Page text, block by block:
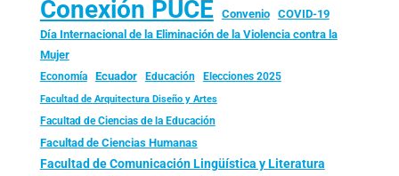
Conexión PUCE Convenio
COVID-19
Día Internacional de la Eliminación de la Violencia contra la
Mujer
Economía Ecuador Educación Elecciones 2025
Facultad de Arquitectura Diseño y Artes
Facultad de Ciencias de la Educación
Facultad de Ciencias Humanas
Facultad de Comunicación Lingüística y Literatura